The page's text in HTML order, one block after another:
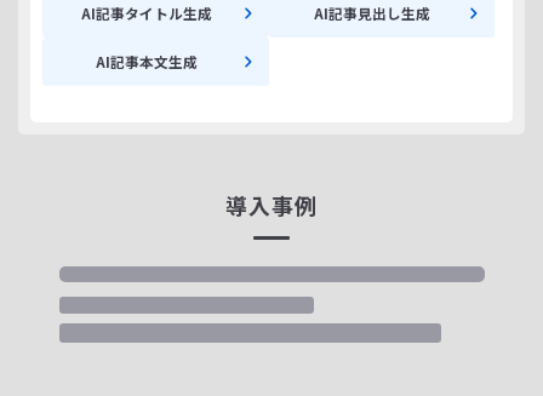
AI記事タイトル生成 AI記事見出し生成
AI記事本文生成
導入事例